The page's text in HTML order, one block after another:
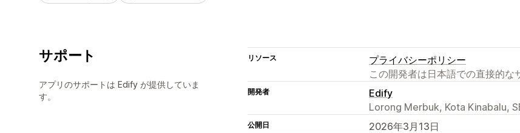
サポート
アプリのサポートは Edify が提供していま
す。
リソース
プライバシーポリシー
この開発者は日本語での直接的な
開発者
Edify
Lorong Merbuk, Kota Kinabalu,
公開日 2026年3月13日